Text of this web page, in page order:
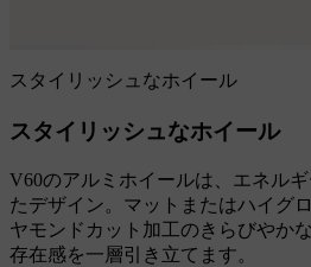
スタイリッシュなホイール
スタイリッシュなホイール
V60のアルミホイールは、エネル
たデザイン。マットまたはハイグ
ヤモンドカット加工のきらびやか
存在感を一層引き立てます。